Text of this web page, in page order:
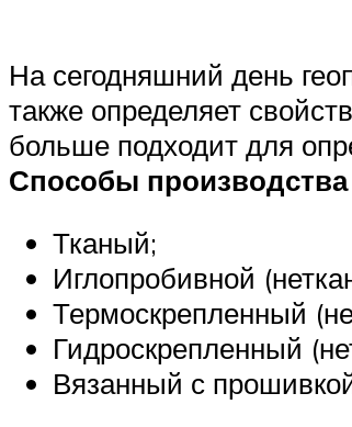
На сегодняшний день
также определяет
больше подходит для
Способы производства
Тканый;
Иглопробивной
Термоскрепленный
Гидроскрепленный
Вязанный с